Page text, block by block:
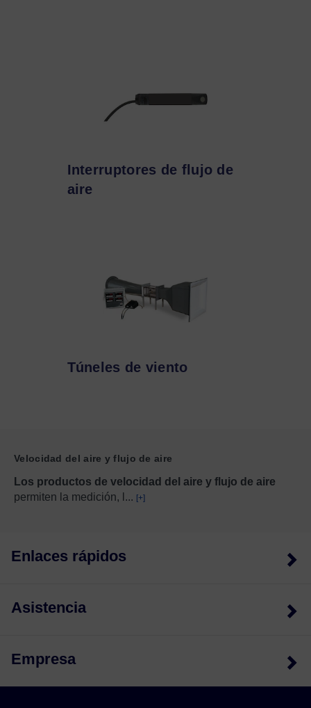
Interruptores de flujo de
aire
Túneles de viento
Velocidad del aire y flujo de aire
Los productos de velocidad del aire y flujo de aire
permiten la medición, l ... [+]
Enlaces rápidos
Asistencia
Empresa